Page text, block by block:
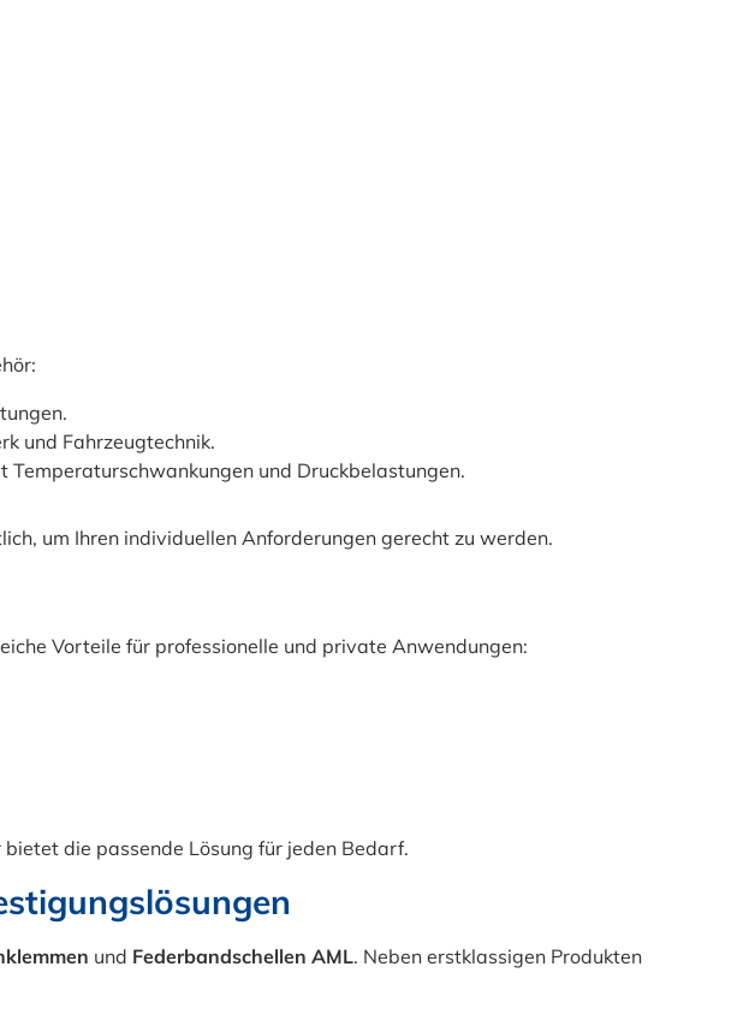
und Fahrzeugtechnik.
und Druckbelastungen.
um Ihren individuellen Anforderungen gerecht zu werden.
Vorteile für professionelle und private Anwendungen:
die passende Lösung für jeden Bedarf.
und Federbandschellen AML. Neben erstklassigen Produkten